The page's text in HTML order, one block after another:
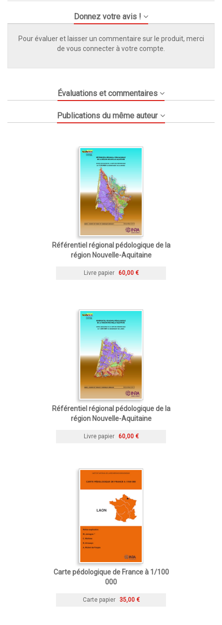
Donnez votre avis !
Pour évaluer et laisser un commentaire sur le produit, merci
de vous connecter à votre compte.
Évaluations et commentaires
Publications du même auteur
Référentiel régional pédologique de la
région Nouvelle-Aquitaine
Livre papier 60,00 €
Référentiel régional pédologique de la
région Nouvelle-Aquitaine
Livre papier 60,00 €
Carte pédologique de France à 1/100
000
Carte papier 35,00 €